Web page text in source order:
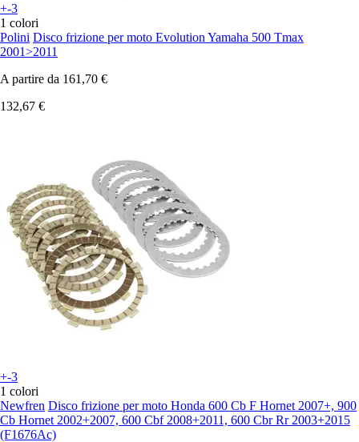
+-3
1 colori
Polini Disco frizione per moto Evolution Yamaha 500 Tmax
2001>2011
A partire da 161,70 €
132,67 €
+-3
1 colori
Newfren Disco frizione per moto Honda 600 Cb F Hornet 2007+, 900
Cb Hornet 2002+2007, 600 Cbf 2008+2011, 600 Cbr Rr 2003+2015
(F1676Ac)